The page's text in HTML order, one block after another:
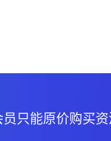
只能原价购买